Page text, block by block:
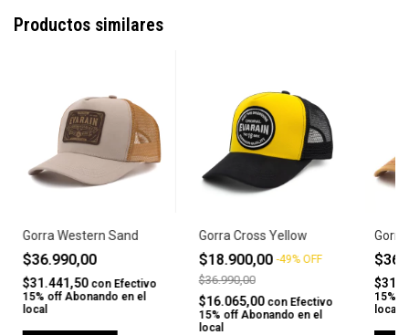
Productos similares
Gorra Western Sand
$36.990,00
$31.441,50 con Efectivo
15% off Abonando en el
local
Gorra Cross Yellow
$18.900,00-49% OFF
$36.990,00
$16.065,00 con Efectivo
15% off Abonando en el
local
15%
local